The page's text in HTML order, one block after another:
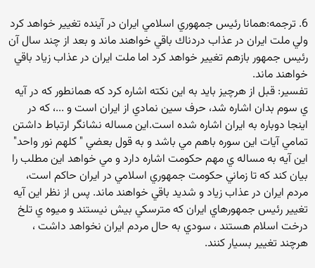
6. ترجمه:همانا رئيس جمهوري اسلامي ايران در آينده تغيير خواهد كرد
ولي ملت ايران در عذاب دردناك باقي خواهند ماند و بعد از چند سال آن
رئيس جمهور بازهم تغيير خواهد كرد اما ملت ايران در عذاب زياد باقي
خواهند ماند.
تفسير: قبل از هرچيز بايد به اين نكته اشاره كرد كه همانطور كه در آيه
ي سوم بدان اشاره شد، حرف سين نمادي از ايران است و ...، كه در
اينجا دوباره به ايران اشاره شده است.اين مساله نشانگر ارتباط داشتن
تمامي آيات اين سوره باهم مي باشد و به قول بعضي " كلهم نور واحد"
اين آيه به مساله ي مهم حكومت اشاره دارد و مي خواهد اين مطلب را
بيان كند كه تا زماني حكومت جمهوري اسلامي در ايران حاكم است،
مردم ايران در عذاب زياد و شديد باقي خواهند ماند. پس از نظر اين آيه
تغيير رئيس جمهورهاي ايران كه مترسكي بيش نيستند و ميوه ي تلخ
درخت اسلام هستند ، سودي به حال مردم ايران نخواهد داشت ،
هرچند تغيير بسيار كنند.